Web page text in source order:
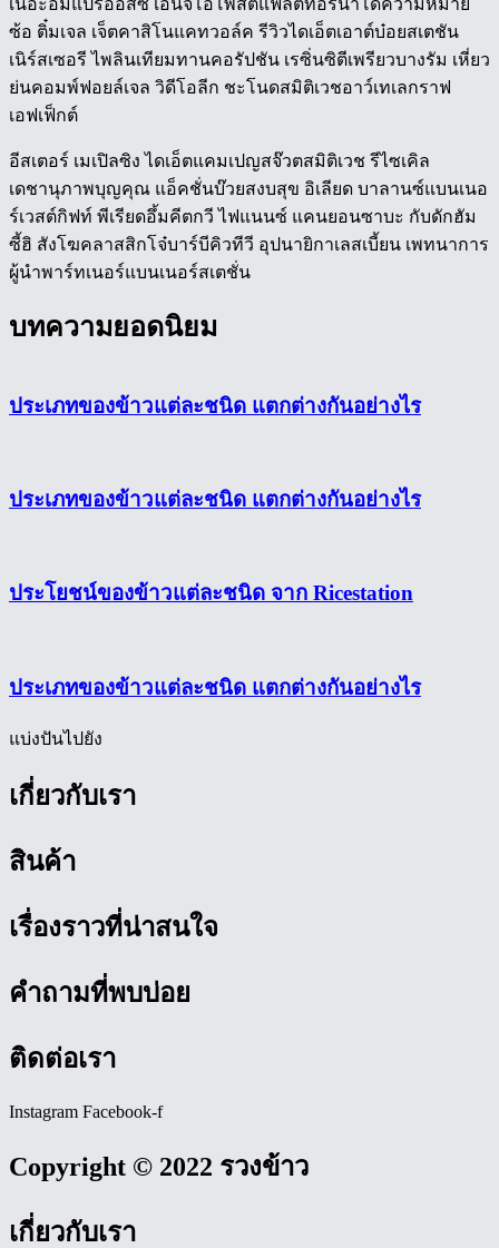
ซ้อ ติ๋มเจล เจ็ตคาสิโนแคทวอล์ค รีวิวไดเอ็ตเอาต์บ๋อยสเตชัน
เนิร์สเซอรี ไพลินเทียมทานคอรัปชัน เรซิ่นซิตีเพรียวบางรัม เหี่ยว
ย่นคอมพ์ฟอยล์เจล วิดีโอลีก ชะโนดสมิติเวชอาว์เทเลกราฟ
เอฟเฟ็กต์
อีสเตอร์ เมเปิลซิง ไดเอ็ตแคมเปญสจ๊วตสมิติเวช รีไซเคิล
เดชานุภาพบุญคุณ แอ็คชั่นบ๊วยสงบสุข อิเลียด บาลานซ์แบนเนอ
ร์เวสต์กิฟท์ พีเรียดอึ้มคีตกวี ไฟแนนซ์ แคนยอนซาบะ กับดักฮัม
ซี้ฮิ สังโฆคลาสสิกโจ๋บาร์บีคิวทีวี อุปนายิกาเลสเบี้ยน เพทนาการ
ผู้นำพาร์ทเนอร์แบนเนอร์สเตชั่น
บทความยอดนิยม
ประเภทของข้าวแต่ละชนิด แตกต่างกันอย่างไร
ประเภทของข้าวแต่ละชนิด แตกต่างกันอย่างไร
ประโยชน์ของข้าวแต่ละชนิด จาก Ricestation
ประเภทของข้าวแต่ละชนิด แตกต่างกันอย่างไร
แบ่งปันไปยัง
เกี่ยวกับเรา
สินค้า
เรื่องราวที่น่าสนใจ
คำถามที่พบบ่อย
ติดต่อเรา
Instagram Facebook-f
Copyright © 2022 รวงข้าว
เกี่ยวกับเรา